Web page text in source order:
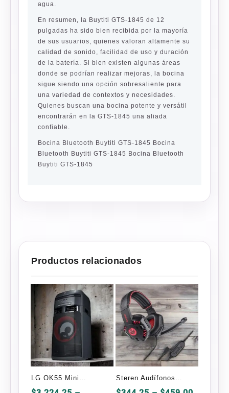
agua.
En resumen, la Buytiti GTS-1845 de 12
pulgadas ha sido bien recibida por la mayoría
de sus usuarios, quienes valoran altamente su
calidad de sonido, facilidad de uso y duración
de la batería. Si bien existen algunas áreas
donde se podrían realizar mejoras, la bocina
sigue siendo una opción sobresaliente para
una variedad de contextos y necesidades.
Quienes buscan una bocina potente y versátil
encontrarán en la GTS-1845 una aliada
confiable.
Bocina Bluetooth Buytiti GTS-1845 Bocina
Bluetooth Buytiti GTS-1845 Bocina Bluetooth
Buytiti GTS-1845
Productos relacionados
LG OK55 Mini
Componente, Bluetooth
Steren Audífonos
Gamer AUD-555